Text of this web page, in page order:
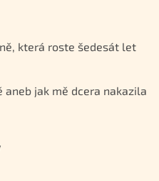
která roste šedesát let
aneb jak mě dcera nakazila